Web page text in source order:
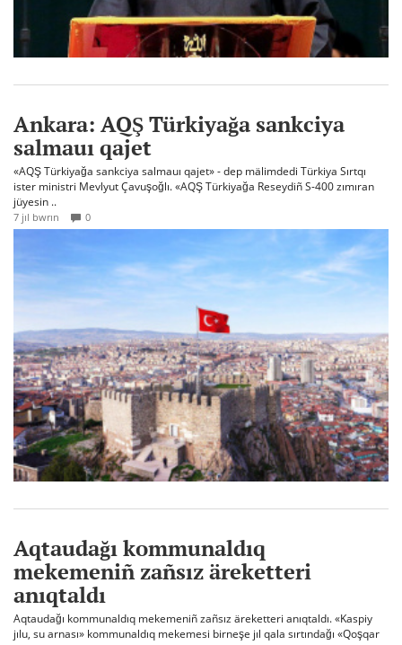
Ankara: AQŞ Türkiyağa sankciya
salmauı qajet
«AQŞ Türkiyağa sankciya salmauı qajet» - dep mälimdedi Türkiya Sırtqı
ister ministri Mevlyut Çavuşoğlı. «AQŞ Türkiyağa Reseydiñ S-400 zımıran
jüyesin ..
7 jıl bwrın 0
Aqtaudağı kommunaldıq
mekemeniñ zañsız äreketteri
anıqtaldı
Aqtaudağı kommunaldıq mekemeniñ zañsız äreketteri anıqtaldı. «Kaspiy
jılu, su arnası» kommunaldıq mekemesi birneşe jıl qala sırtındağı «Qoşqar